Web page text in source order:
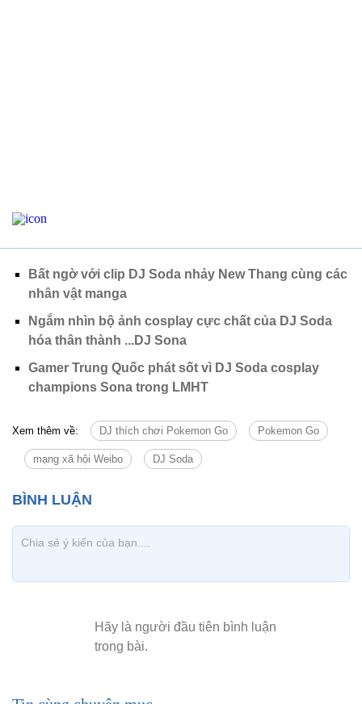
Bất ngờ với clip DJ Soda nhảy New Thang cùng các
nhân vật manga
Ngắm nhìn bộ ảnh cosplay cực chất của DJ Soda
hóa thân thành ...DJ Sona
Gamer Trung Quốc phát sốt vì DJ Soda cosplay
champions Sona trong LMHT
Xem thêm về: DJ thích chơi Pokemon Go Pokemon Go
mạng xã hội Weibo DJ Soda